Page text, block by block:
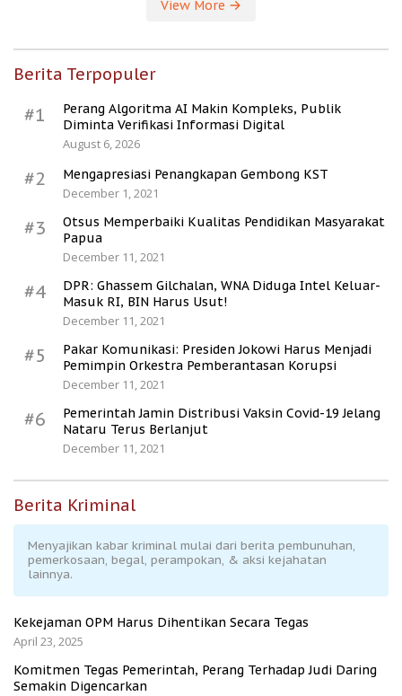
View More
Berita Terpopuler
#1
Perang Algoritma AI Makin Kompleks, Publik
Diminta Verifikasi Informasi Digital
August 6, 2026
#2
Mengapresiasi Penangkapan Gembong KST
December 1, 2021
#3
Otsus Memperbaiki Kualitas Pendidikan Masyarakat
Papua
December 11, 2021
#4
DPR: Ghassem Gilchalan, WNA Diduga Intel Keluar-
Masuk RI, BIN Harus Usut!
December 11, 2021
#5
Pakar Komunikasi: Presiden Jokowi Harus Menjadi
Pemimpin Orkestra Pemberantasan Korupsi
December 11, 2021
#6
Pemerintah Jamin Distribusi Vaksin Covid-19 Jelang
Nataru Terus Berlanjut
December 11, 2021
Berita Kriminal
Menyajikan kabar kriminal mulai dari berita pembunuhan,
pemerkosaan, begal, perampokan, & aksi kejahatan
lainnya.
Kekejaman OPM Harus Dihentikan Secara Tegas
April 23, 2025
Komitmen Tegas Pemerintah, Perang Terhadap Judi Daring
Semakin Digencarkan